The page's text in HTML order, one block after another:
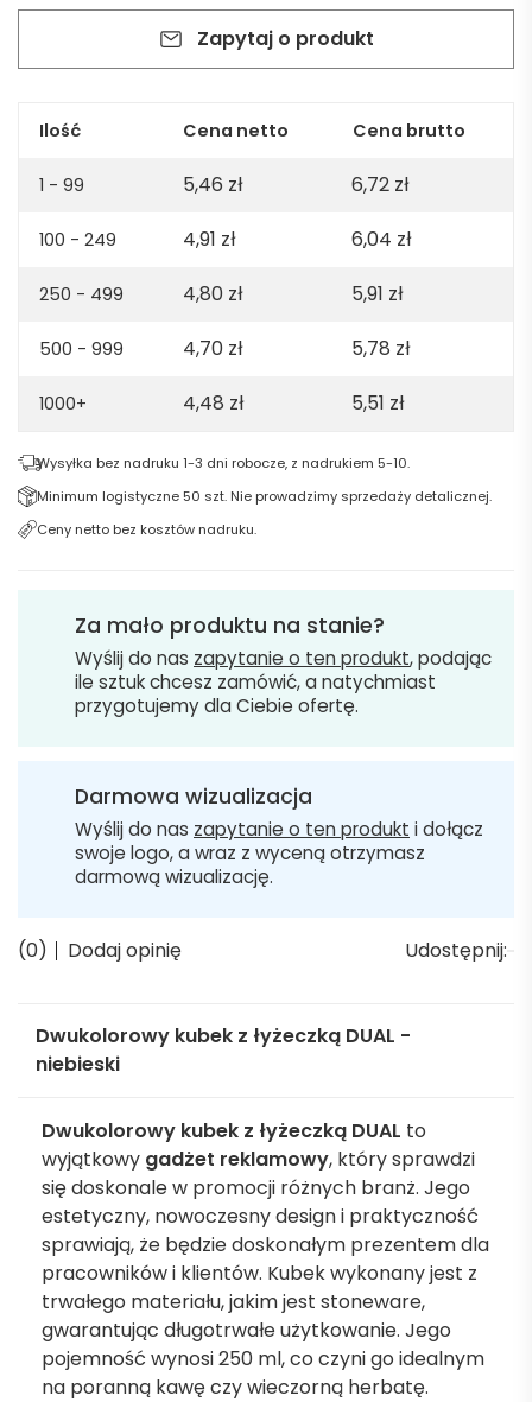
łyżeczką
-
Zapytaj o produkt
Ilość Cena netto Cena brutto
1 - 99 5,46 zł 6,72 zł
100 - 249 4,91 zł 6,04 zł
250 - 499 4,80 zł 5,91 zł
500 - 999 4,70 zł 5,78 zł
1000+ 4,48 zł 5,51 zł
Wysyłka bez nadruku 1-3 dni robocze, z nadrukiem 5-10.
Minimum logistyczne 50 szt. Nie prowadzimy sprzedaży detalicznej.
Ceny netto bez kosztów nadruku.
Za mało produktu na stanie?
Wyślij do nas zapytanie o ten produkt, podając
ile sztuk chcesz zamówić, a natychmiast
przygotujemy dla Ciebie ofertę.
Darmowa wizualizacja
Wyślij do nas zapytanie o ten produkt i dołącz
swoje logo, a wraz z wyceną otrzymasz
darmową wizualizację.
(0) Dodaj opinię Udostępnij:
Dwukolorowy kubek z łyżeczką DUAL -
niebieski
Dwukolorowy kubek z łyżeczką DUAL to
wyjątkowy gadżet reklamowy, który sprawdzi
się doskonale w promocji różnych branż. Jego
estetyczny, nowoczesny design i praktyczność
sprawiają, że będzie doskonałym prezentem dla
pracowników i klientów. Kubek wykonany jest z
trwałego materiału, jakim jest stoneware,
gwarantując długotrwałe użytkowanie. Jego
pojemność wynosi 250 ml, co czyni go idealnym
na poranną kawę czy wieczorną herbatę.